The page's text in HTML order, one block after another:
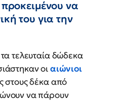
να
του για την
τελευταία δώδεκα
οιαιώνιοι
στους δέκα από
να πάρουν